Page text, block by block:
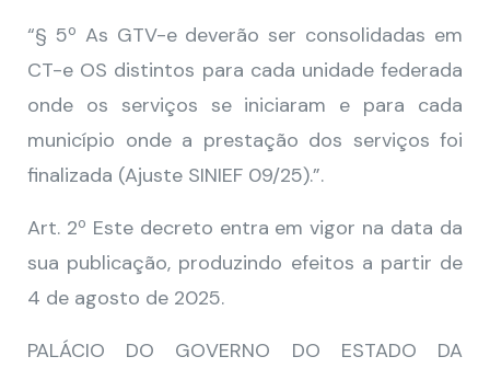
“§ 5º As GTV-e deverão ser consolidadas em
CT-e OS distintos para cada unidade federada
onde os serviços se iniciaram e para cada
município onde a prestação dos serviços foi
finalizada (Ajuste SINIEF 09/25).”.
Art. 2º Este decreto entra em vigor na data da
sua publicação, produzindo efeitos a partir de
4 de agosto de 2025.
PALÁCIO DO GOVERNO DO ESTADO DA